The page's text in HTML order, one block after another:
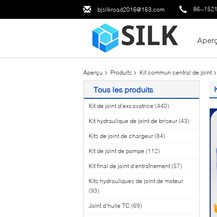
bjsilkroad2016@163.com 86--
Aperçu Produits Kit commun central de joint
Tous les produits
Kit de joint d'excavatrice (440)
Kit hydraulique de joint de briseur (43)
Kits de joint de chargeur (84)
Kit de joint de pompe (112)
Kit final de joint d'entraînement (57)
Kits hydrauliques de joint de moteur
(93)
Joint d'huile TC (69)